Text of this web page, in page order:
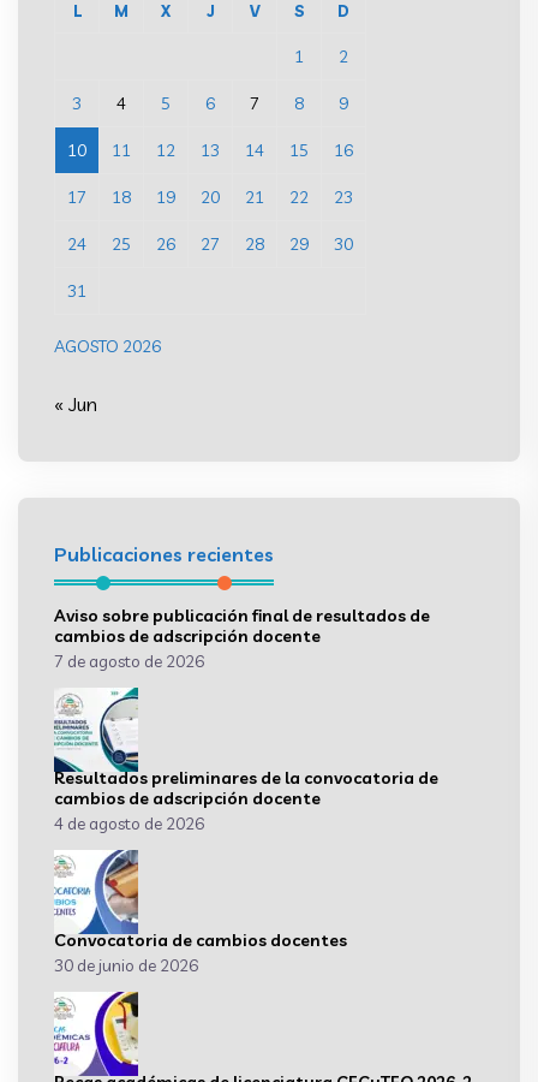
AGOSTO 2026
L M X J V S D
1 2
3 4 5 6 7 8 9
10 11 12 13 14 15 16
17 18 19 20 21 22 23
24 25 26 27 28 29 30
31
« Jun
Publicaciones recientes
Aviso sobre publicación final de resultados de
cambios de adscripción docente
7 de agosto de 2026
Resultados preliminares de la convocatoria de
cambios de adscripción docente
4 de agosto de 2026
Convocatoria de cambios docentes
30 de junio de 2026